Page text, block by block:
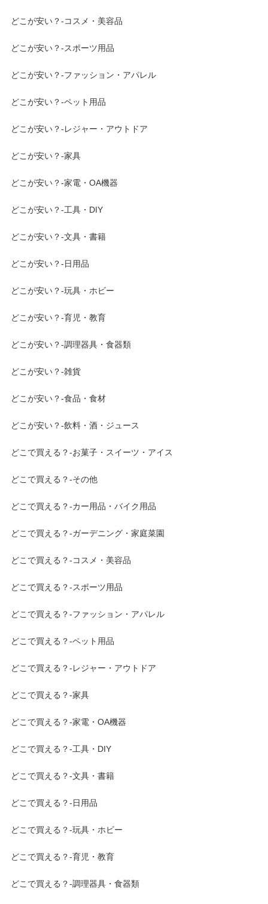
どこが安い？-コスメ・美容品
どこが安い？-スポーツ用品
どこが安い？-ファッション・アパレル
どこが安い？-ペット用品
どこが安い？-レジャー・アウトドア
どこが安い？-家具
どこが安い？-家電・OA機器
どこが安い？-工具・DIY
どこが安い？-文具・書籍
どこが安い？-日用品
どこが安い？-玩具・ホビー
どこが安い？-育児・教育
どこが安い？-調理器具・食器類
どこが安い？-雑貨
どこが安い？-食品・食材
どこが安い？-飲料・酒・ジュース
どこで買える？-お菓子・スイーツ・アイス
どこで買える？-その他
どこで買える？-カー用品・バイク用品
どこで買える？-ガーデニング・家庭菜園
どこで買える？-コスメ・美容品
どこで買える？-スポーツ用品
どこで買える？-ファッション・アパレル
どこで買える？-ペット用品
どこで買える？-レジャー・アウトドア
どこで買える？-家具
どこで買える？-家電・OA機器
どこで買える？-工具・DIY
どこで買える？-文具・書籍
どこで買える？-日用品
どこで買える？-玩具・ホビー
どこで買える？-育児・教育
どこで買える？-調理器具・食器類